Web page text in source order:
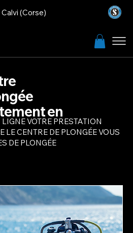
(Corse)
en
LIGNE VOTRE PRESTATION
LE CENTRE DE PLONGÉE VOUS
DE PLONGÉE